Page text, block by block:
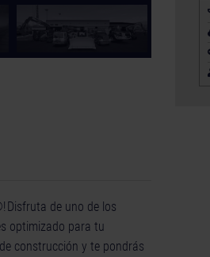
Disfruta de uno de los
optimizado para tu
construcción y te pondrás